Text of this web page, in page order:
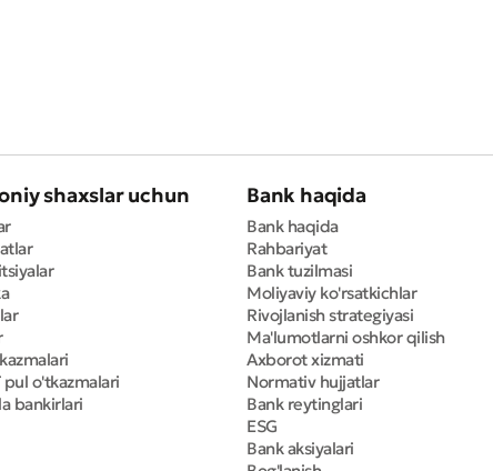
shaxslar uchun
pul o'tkazmalari
bankirlari
Bank haqida
Bank haqida
Rahbariyat
Bank tuzilmasi
Moliyaviy ko'rsatkichlar
Rivojlanish strategiyasi
Ma'lumotlarni oshkor qilish
Axborot xizmati
Normativ hujjatlar
Bank reytinglari
ESG
Bank aksiyalari